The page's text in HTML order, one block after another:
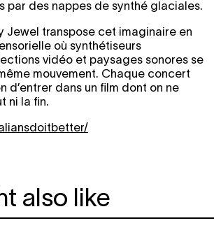
par des nappes de synthé glaciales.
Jewel transpose cet imaginaire en
où synthétiseurs
vidéo et paysages sonores se
mouvement. Chaque concert
d’entrer dans un film dont on ne
ni la fin.
also like